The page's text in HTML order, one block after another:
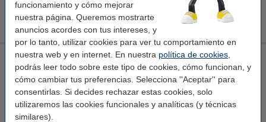
funcionamiento y cómo mejorar
nuestra página. Queremos mostrarte
anuncios acordes con tus intereses, y
por lo tanto, utilizar cookies para ver tu comportamiento en
nuestra web y en internet. En nuestra política de cookies
podrás leer todo sobre este tipo de cookies, cómo funcionan, y
cómo cambiar tus preferencias. Selecciona ''Aceptar'' para
consentirlas. Si decides rechazar estas cookies, solo
utilizaremos las cookies funcionales y analíticas (y técnicas
similares).
123tinta Recambio de bolígrafo borrable negro 3 unidades
4,25 €
BIC Gel-Ocity Illusion boligrafo negro
negro negro 0,35 mm
Ver características y descripción
En almacén externo